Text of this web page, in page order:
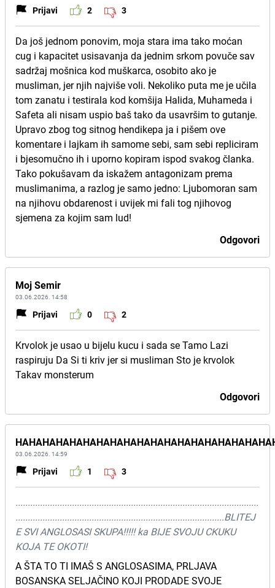
Prijavi 2 3
Da još jednom ponovim, moja stara ima tako moćan
cug i kapacitet usisavanja da jednim srkom povuče sav
sadržaj mošnica kod muškarca, osobito ako je
musliman, jer njih najviše voli. Nekoliko puta me je učila
tom zanatu i testirala kod komšija Halida, Muhameda i
Safeta ali nisam uspio baš tako da usavršim to gutanje.
Upravo zbog tog sitnog hendikepa ja i pišem ove
komentare i lajkam ih samome sebi, sam sebi repliciram
i bjesomučno ih i uporno kopiram ispod svakog članka.
Tako pokušavam da iskažem antagonizam prema
muslimanima, a razlog je samo jedno: Ljubomoran sam
na njihovu obdarenost i uvijek mi fali tog njihovog
sjemena za kojim sam lud!
Odgovori
Moj Semir
03.06.2026. 14:58
Prijavi 0 2
Krvolok je usao u bijelu kucu i sada se Tamo Lazi
raspiruju Da Si ti kriv jer si musliman Sto je krvolok
Takav monsterum
Odgovori
03.06.2026. 14:59
Prijavi 1 3
...................................................................................................
.....................................................................................BLITEJ
E SVI ANGLOSASI SKUPA!!!!! ka BIJE SVOJU CKUKU
KOJA TE OKOTI!
A ŠTA TO TI IMAŠ S ANGLOSASIMA, PRLJAVA
BOSANSKA SELJAČINO KOJI PRODADE SVOJE